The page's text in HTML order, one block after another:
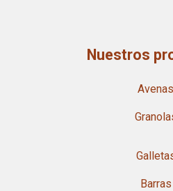
Nuestros
Avenas
Barras